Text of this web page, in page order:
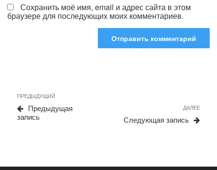
Сохранить моё имя, email и адрес сайта в этом
браузере для последующих моих комментариев.
записям
Предыдущая
запись
ПРЕДЫДУЩИЙ
Предыдущая
запись
ДАЛЕЕ
Следующая запись